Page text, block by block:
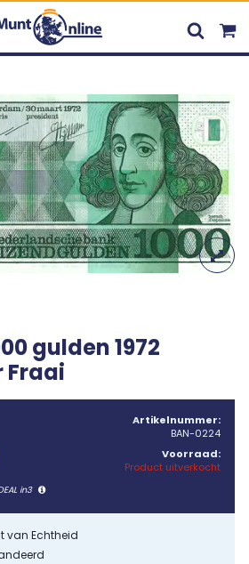
gulden 1972
Fraai
in3
Artikelnummer:
BAN-0224
Voorraad:
Product uitverkocht
van Echtheid